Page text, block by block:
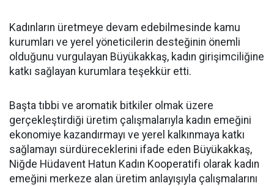
Kadınların üretmeye devam edebilmesinde kamu
kurumları ve yerel yöneticilerin desteğinin önemli
olduğunu vurgulayan Büyükakkaş, kadın girişimciliğine
katkı sağlayan kurumlara teşekkür etti.
Başta tıbbi ve aromatik bitkiler olmak üzere
gerçekleştirdiği üretim çalışmalarıyla kadın emeğini
ekonomiye kazandırmayı ve yerel kalkınmaya katkı
sağlamayı sürdüreceklerini ifade eden Büyükakkaş,
Niğde Hüdavent Hatun Kadın Kooperatifi olarak kadın
emeğini merkeze alan üretim anlayışıyla çalışmalarını